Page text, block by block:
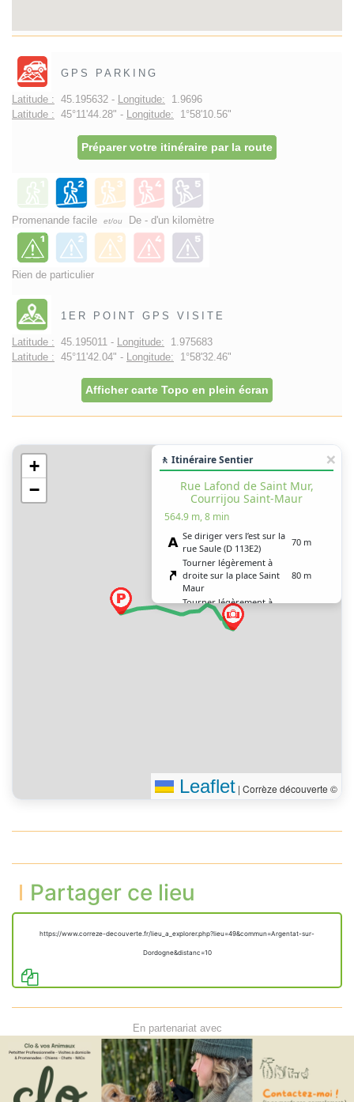
GPS PARKING
Latitude : 45.195632 - Longitude: 1.9696
Latitude : 45°11'44.28" - Longitude: 1°58'10.56"
Préparer votre itinéraire par la route
Promenande facile et/ou De - d'un kilomètre
Rien de particulier
1ER POINT GPS VISITE
Latitude : 45.195011 - Longitude: 1.975683
Latitude : 45°11'42.04" - Longitude: 1°58'32.46"
Afficher carte Topo en plein écran
+
−
🚶 Itinéraire Sentier
Rue Lafond de Saint Mur,
Courrijou Saint-Maur
564.9 m, 8 min
Se diriger vers l’est sur la
rue Saule (D 113E2)
70 m
Tourner légèrement à
droite sur la place Saint
Maur
80 m
Tourner légèrement à
droite sur la rue Lafond
de Saint Mur
Leaflet | Corrèze découverte ©
Partager ce lieu
https://www.correze-decouverte.fr/lieu_a_explorer.php?lieu=49&commun=Argentat-sur-
Dordogne&distanc=10
En partenariat avec